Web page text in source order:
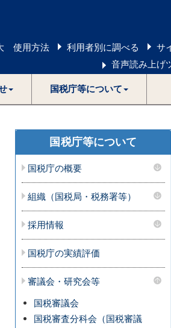
使用方法 利用者別に調べる
サ
音声読み上げ
国税庁等について
国税庁等について
国税庁の概要
組織（国税局・税務署等）
採用情報
国税庁の実績評価
審議会・研究会等
国税審議会
国税審査分科会（国税審議